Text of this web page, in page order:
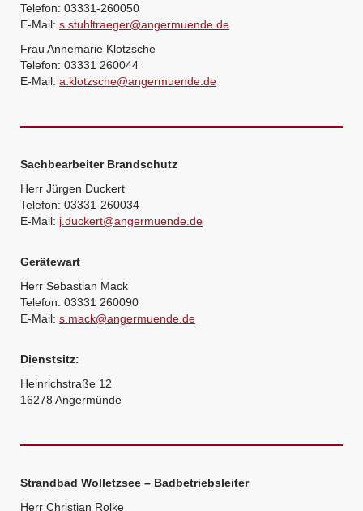
Telefon: 03331-260050
E-Mail: s.stuhltraeger@angermuende.de
Frau Annemarie Klotzsche
Telefon: 03331 260044
E-Mail: a.klotzsche@angermuende.de
Sachbearbeiter Brandschutz
Herr Jürgen Duckert
Telefon: 03331-260034
E-Mail: j.duckert@angermuende.de
Gerätewart
Herr Sebastian Mack
Telefon: 03331 260090
E-Mail: s.mack@angermuende.de
Dienstsitz:
Heinrichstraße 12
16278 Angermünde
Strandbad Wolletzsee – Badbetriebsleiter
Herr Christian Rolke